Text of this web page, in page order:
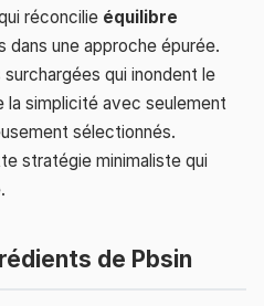
réconcilie équilibre
dans une approche épurée.
qui inondent le
la simplicité avec seulement
sélectionnés.
stratégie minimaliste qui
de Pbsin